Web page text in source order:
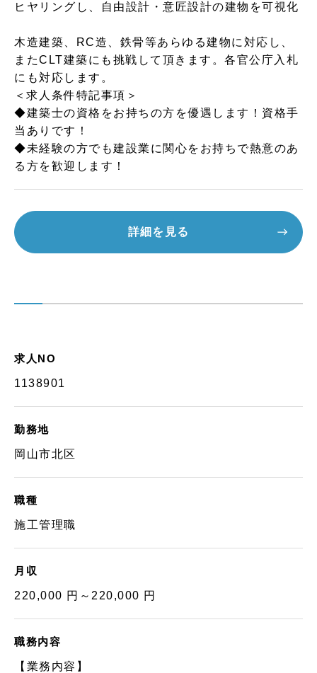
ヒヤリングし、自由設計・意匠設計の建物を可視化
木造建築、RC造、鉄骨等あらゆる建物に対応し、
またCLT建築にも挑戦して頂きます。各官公庁入札
にも対応します。
＜求人条件特記事項＞
◆建築士の資格をお持ちの方を優遇します！資格手
当ありです！
◆未経験の方でも建設業に関心をお持ちで熱意のあ
る方を歓迎します！
詳細を見る
求人NO
1138901
勤務地
岡山市北区
職種
施工管理職
月収
220,000 円～220,000 円
職務内容
【業務内容】